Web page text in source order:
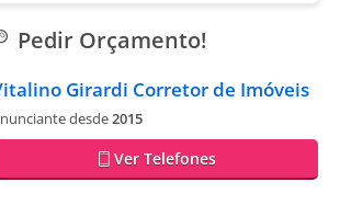
Pedir Orçamento!
Girardi Corretor de Imóveis
desde2015
Ver Telefones